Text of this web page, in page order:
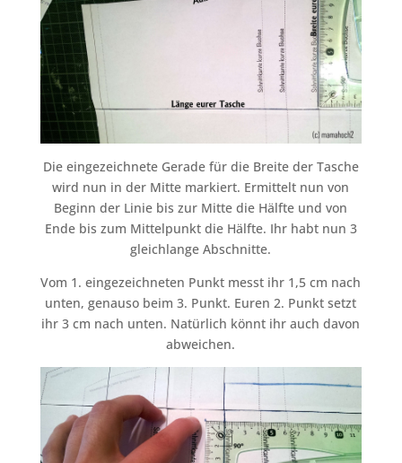
Die eingezeichnete Gerade für die Breite der Tasche
wird nun in der Mitte markiert. Ermittelt nun von
Beginn der Linie bis zur Mitte die Hälfte und von
Ende bis zum Mittelpunkt die Hälfte. Ihr habt nun 3
gleichlange Abschnitte.
Vom 1. eingezeichneten Punkt messt ihr 1,5 cm nach
unten, genauso beim 3. Punkt. Euren 2. Punkt setzt
ihr 3 cm nach unten. Natürlich könnt ihr auch davon
abweichen.